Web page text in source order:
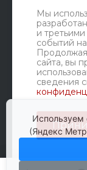
Мы
и
событий
сайта, вы
сведения
Используем
(Яндекс